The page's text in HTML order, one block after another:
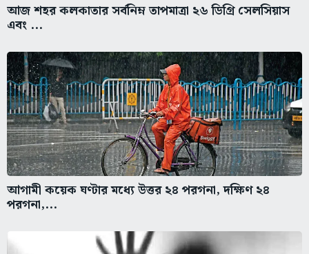
আজ শহর কলকাতার সর্বনিম্ন তাপমাত্রা ২৬ ডিগ্রি সেলসিয়াস
এবং ...
আগামী কয়েক ঘণ্টার মধ্যে উত্তর ২৪ পরগনা, দক্ষিণ ২৪
পরগনা,...